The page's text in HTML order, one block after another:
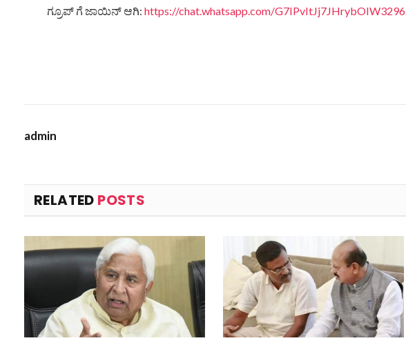
ಗ್ರೂಪ್ ಗೆ ಜಾಯಿನ್ ಆಗಿ: https://chat.whatsapp.com/G7IPvItJj7JHrybOIW3296
admin
RELATED POSTS